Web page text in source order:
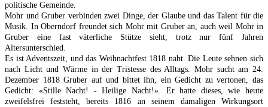
politische Gemeinde.
Mohr und Gruber verbinden zwei Dinge, der Glaube und das Talent für die
Musik. In Oberndorf freundet sich Mohr mit Gruber an, auch weil Mohr in
Gruber eine fast väterliche Stütze sieht, trotz nur fünf Jahren
Altersunterschied.
Es ist Adventszeit, und das Weihnachtfest 1818 naht. Die Leute sehnen sich
nach Licht und Wärme in der Tristesse des Alltags. Mohr sucht am 24.
Dezember 1818 Gruber auf und bittet ihn, ein Gedicht zu vertonen, das
Gedicht: «Stille Nacht! - Heilige Nacht!». Er hatte dieses, wie heute
zweifelsfrei feststeht, bereits 1816 an seinem damaligen Wirkungsort